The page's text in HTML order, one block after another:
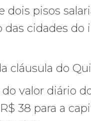
dois pisos
das cidades do
cláusula do
valor diário
38 para a